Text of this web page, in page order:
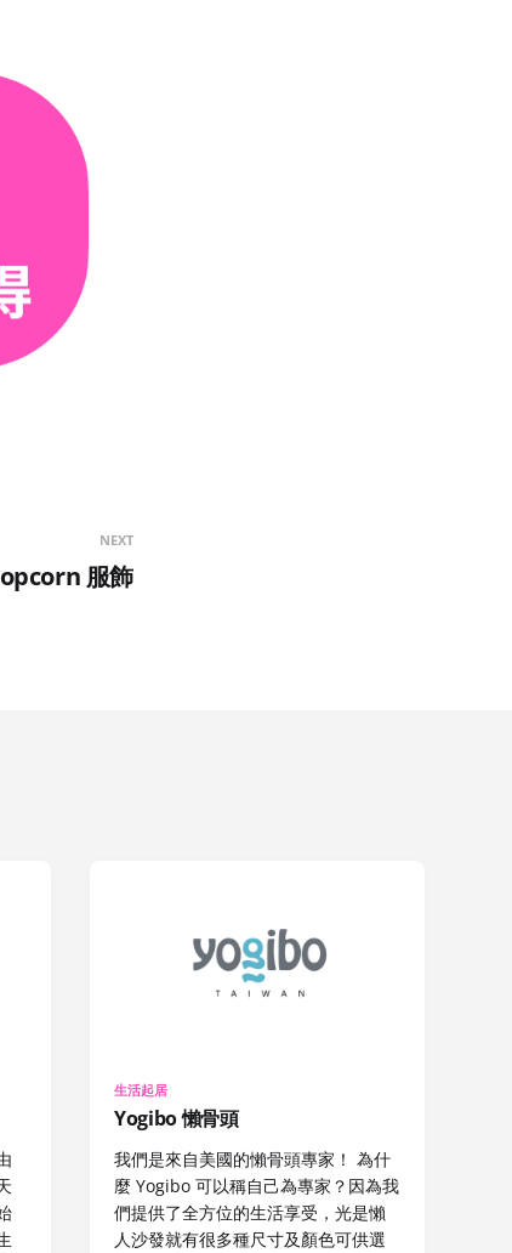
NEXT
服飾
生活起居
Yogibo 懶骨頭
我們是來自美國的懶骨頭專家！ 為什
麼 Yogibo 可以稱自己為專家？因為我
們提供了全方位的生活享受，光是懶
人沙發就有很多種尺寸及顏色可供選